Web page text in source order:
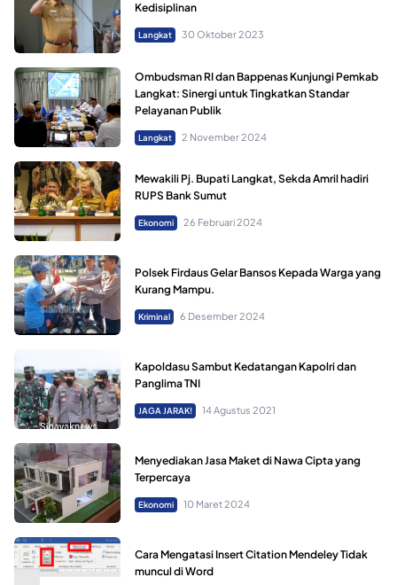
Kedisiplinan
Langkat 30 Oktober 2023
Ombudsman RI dan Bappenas Kunjungi Pemkab
Langkat: Sinergi untuk Tingkatkan Standar
Pelayanan Publik
Langkat 2 November 2024
Mewakili Pj. Bupati Langkat, Sekda Amril hadiri
RUPS Bank Sumut
Ekonomi 26 Februari 2024
Polsek Firdaus Gelar Bansos Kepada Warga yang
Kurang Mampu.
Kriminal 6 Desember 2024
Kapoldasu Sambut Kedatangan Kapolri dan
Panglima TNI
JAGA JARAK! 14 Agustus 2021
Menyediakan Jasa Maket di Nawa Cipta yang
Terpercaya
Ekonomi 10 Maret 2024
Cara Mengatasi Insert Citation Mendeley Tidak
muncul di Word